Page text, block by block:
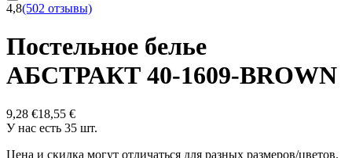
4,8(502 отзывы)
Постельное белье
АБСТРАКТ 40-1609-BROWN
9,28 €18,55 €
У нас есть 35 шт.
Цена и скидка могут отличаться для разных размеров/цветов.